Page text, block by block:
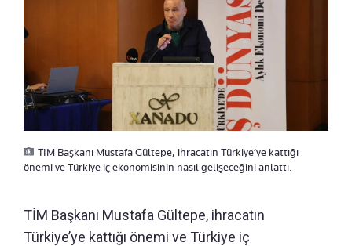
TİM Başkanı Mustafa Gültepe, ihracatın Türkiye’ye kattığı
önemi ve Türkiye iç ekonomisinin nasıl gelişeceğini anlattı.
TİM Başkanı Mustafa Gültepe, ihracatın
Türkiye’ye kattığı önemi ve Türkiye iç